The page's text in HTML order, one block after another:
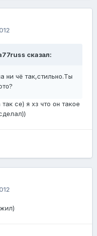
сказал:
ни чё так,стильно.Ты
се) я хз что он такое